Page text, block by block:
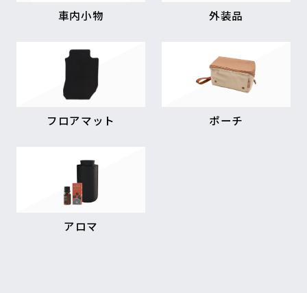
車内小物 外装品
フロアマット ポーチ
アロマ